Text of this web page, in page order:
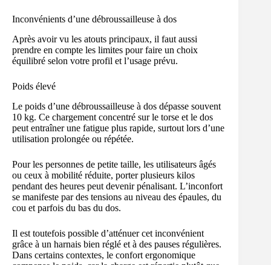
Inconvénients d’une débroussailleuse à dos
Après avoir vu les atouts principaux, il faut aussi
prendre en compte les limites pour faire un choix
équilibré selon votre profil et l’usage prévu.
Poids élevé
Le poids d’une débroussailleuse à dos dépasse souvent
10 kg. Ce chargement concentré sur le torse et le dos
peut entraîner une fatigue plus rapide, surtout lors d’une
utilisation prolongée ou répétée.
Pour les personnes de petite taille, les utilisateurs âgés
ou ceux à mobilité réduite, porter plusieurs kilos
pendant des heures peut devenir pénalisant. L’inconfort
se manifeste par des tensions au niveau des épaules, du
cou et parfois du bas du dos.
Il est toutefois possible d’atténuer cet inconvénient
grâce à un harnais bien réglé et à des pauses régulières.
Dans certains contextes, le confort ergonomique